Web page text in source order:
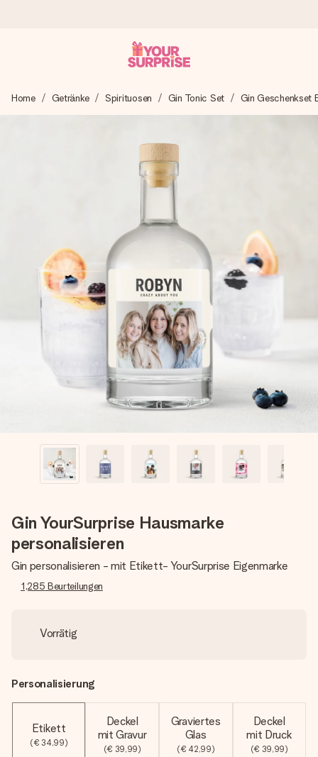
Wir bereiten dein Geschenk sorgfältig vor und schicken es
blitzschnell – damit du es genau zum richtigen Zeitpunkt
4,8 (basierend auf +15.000 Bewertungen)
4,8 bei Google Reviews (Gesamtergebnis aller Länder, in
Mit Liebe gemacht, im Handumdrehen
Erstelle etwas Einzigartiges in wenigen Schritten – mit
ihrem Namen, deinem Foto oder einer Nachricht von
Herzen. Kein Stress, nur pure Liebe für den perfekten
Home Getränke Spirituosen Gin Tonic Set Gin Geschenkset
Gin YourSurprise Hausmarke
personalisieren
Gin personalisieren - mit Etikett- YourSurprise Eigenmarke
1,285 Beurteilungen
Vorrätig
Personalisierung
Etikett
(€ 34,99)
Deckel
mit Gravur
(€ 39,99)
Graviertes
Glas
(€ 42,99)
Deckel
mit Druck
(€ 39,99)